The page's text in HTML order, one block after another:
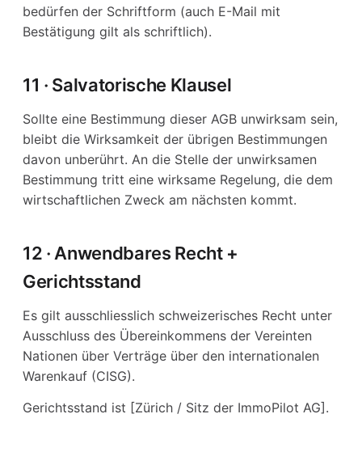
bedürfen der Schriftform (auch E-Mail mit
Bestätigung gilt als schriftlich).
11 · Salvatorische Klausel
Sollte eine Bestimmung dieser AGB unwirksam sein,
bleibt die Wirksamkeit der übrigen Bestimmungen
davon unberührt. An die Stelle der unwirksamen
Bestimmung tritt eine wirksame Regelung, die dem
wirtschaftlichen Zweck am nächsten kommt.
12 · Anwendbares Recht +
Gerichtsstand
Es gilt ausschliesslich schweizerisches Recht unter
Ausschluss des Übereinkommens der Vereinten
Nationen über Verträge über den internationalen
Warenkauf (CISG).
Gerichtsstand ist [Zürich / Sitz der ImmoPilot AG].